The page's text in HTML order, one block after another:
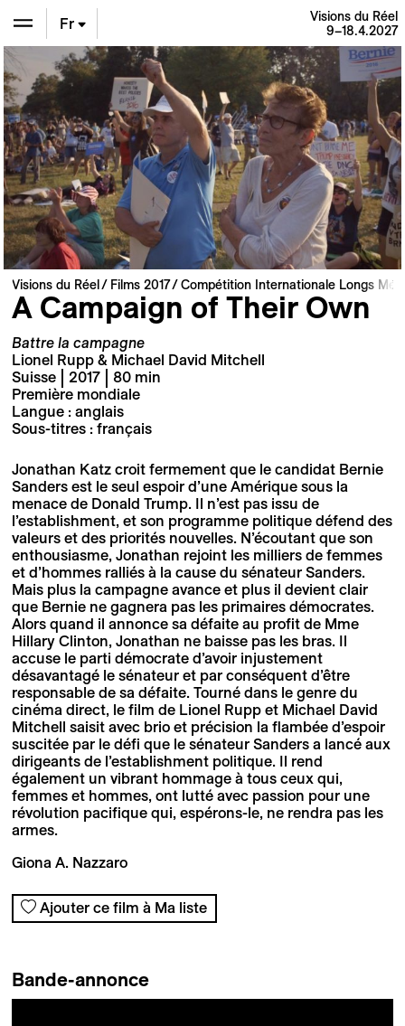
En
De
Fr
Visions du Réel
9–18.4.2027
Visions du Réel Films 2017 Compétition Internationale Longs
A Campaign of Their Own
Battre la campagne
Lionel Rupp & Michael David Mitchell
Suisse | 2017 | 80 min
Première mondiale
Langue : anglais
Sous-titres : français
Jonathan Katz croit fermement que le candidat Bernie
Sanders est le seul espoir d’une Amérique sous la
menace de Donald Trump. Il n’est pas issu de
l’establishment, et son programme politique défend des
valeurs et des priorités nouvelles. N’écoutant que son
enthousiasme, Jonathan rejoint les milliers de femmes
et d’hommes ralliés à la cause du sénateur Sanders.
Mais plus la campagne avance et plus il devient clair
que Bernie ne gagnera pas les primaires démocrates.
Alors quand il annonce sa défaite au profit de Mme
Hillary Clinton, Jonathan ne baisse pas les bras. Il
accuse le parti démocrate d’avoir injustement
désavantagé le sénateur et par conséquent d’être
responsable de sa défaite. Tourné dans le genre du
cinéma direct, le film de Lionel Rupp et Michael David
Mitchell saisit avec brio et précision la flambée d’espoir
suscitée par le défi que le sénateur Sanders a lancé aux
dirigeants de l’establishment politique. Il rend
également un vibrant hommage à tous ceux qui,
femmes et hommes, ont lutté avec passion pour une
révolution pacifique qui, espérons-le, ne rendra pas les
armes.
Giona A. Nazzaro
Ajouter ce film à Ma liste
Bande-annonce